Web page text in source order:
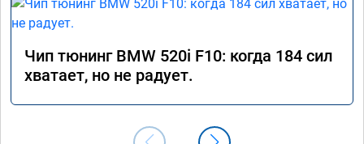
Чип тюнинг BMW 520i F10: когда 184 сил
хватает, но не радует.